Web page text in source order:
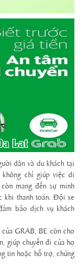
dân và du khách tại
chỉ giúp việc di
mang đến sự minh
khi thanh toán. Đội xe
bảo dịch vụ khách
GRAB, BE còn cho
giúp chuyến đi của họ
tin hoặc hỗ trợ, chúng